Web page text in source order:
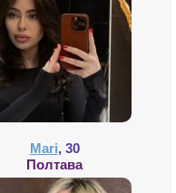
Mari, 30
Полтава